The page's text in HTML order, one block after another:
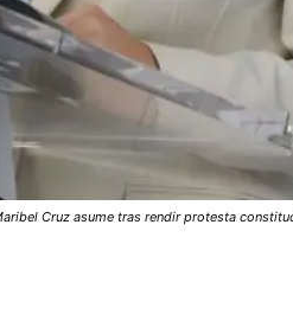
Cruz asume tras rendir protesta